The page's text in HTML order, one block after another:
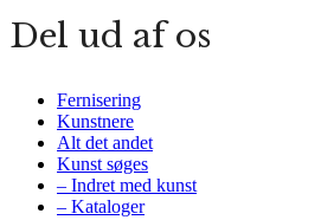
Del ud af os
Fernisering
Kunstnere
Alt det andet
Kunst søges
– Indret med kunst
– Kataloger